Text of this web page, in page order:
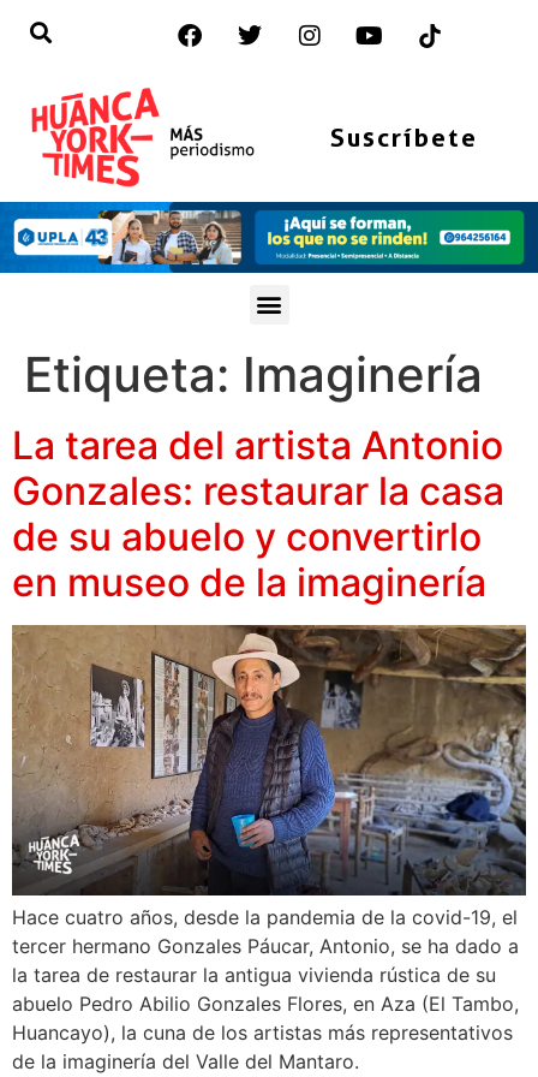
Suscríbete
Etiqueta: Imaginería
La tarea del artista Antonio
Gonzales: restaurar la casa
de su abuelo y convertirlo
en museo de la imaginería
Hace cuatro años, desde la pandemia de la covid-19, el
tercer hermano Gonzales Páucar, Antonio, se ha dado a
la tarea de restaurar la antigua vivienda rústica de su
abuelo Pedro Abilio Gonzales Flores, en Aza (El Tambo,
Huancayo), la cuna de los artistas más representativos
de la imaginería del Valle del Mantaro.